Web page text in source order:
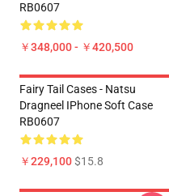
RB0607
￥348,000 - ￥420,500
Fairy Tail Cases - Natsu
Dragneel IPhone Soft Case
RB0607
￥229,100$15.8